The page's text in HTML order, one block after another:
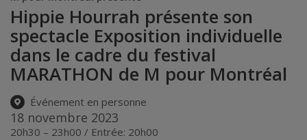
Hippie Hourrah présente son
spectacle Exposition individuelle
dans le cadre du festival
MARATHON de M pour Montréal
Événement en personne
18 novembre 2023
20h30 – 23h00 / Entrée: 20h00